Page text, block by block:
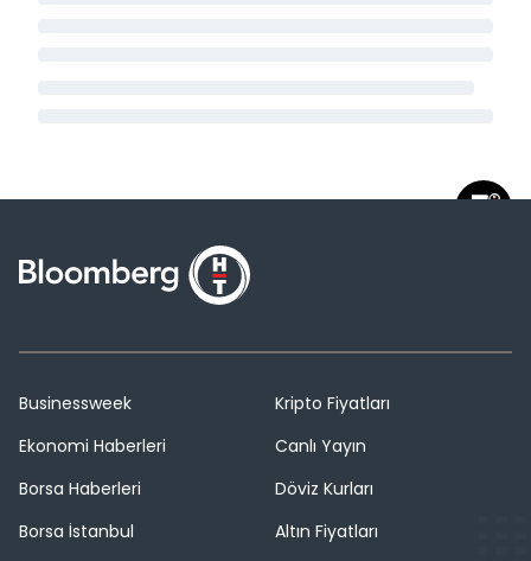
Businessweek
Ekonomi Haberleri
Borsa Haberleri
Borsa İstanbul
Kripto Fiyatları
Canlı Yayın
Döviz Kurları
Altın Fiyatları